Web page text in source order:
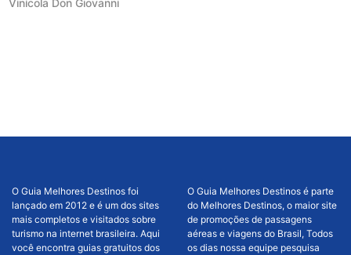
O Guia Melhores Destinos foi
lançado em 2012 e é um dos sites
mais completos e visitados sobre
turismo na internet brasileira. Aqui
você encontra guias gratuitos dos
O Guia Melhores Destinos é parte
do Melhores Destinos, o maior site
de promoções de passagens
aéreas e viagens do Brasil, Todos
os dias nossa equipe pesquisa